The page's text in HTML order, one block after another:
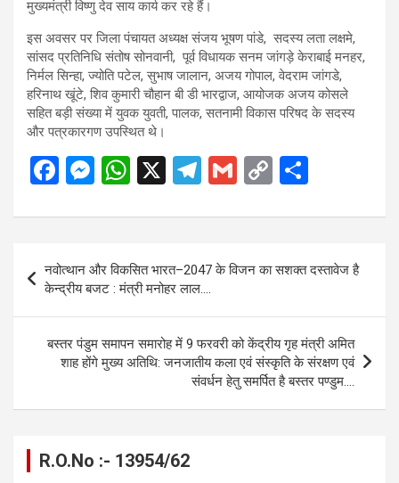
मुख्यमंत्री विष्णु देव साय कार्य कर रहे हैं।
इस अवसर पर जिला पंचायत अध्यक्ष संजय भूषण पांडे, सदस्य लता लक्षमे,
सांसद प्रतिनिधि संतोष सोनवानी, पूर्व विधायक सनम जांगड़े केराबाई मनहर,
निर्मल सिन्हा, ज्योति पटेल, सुभाष जालान, अजय गोपाल, वेदराम जांगडे,
हरिनाथ खूंटे, शिव कुमारी चौहान बी डी भारद्वाज, आयोजक अजय कोसले
सहित बड़ी संख्या में युवक युवती, पालक, सतनामी विकास परिषद के सदस्य
और पत्रकारगण उपस्थित थे।
F
ce
b
o
o
k
M
se
n
g
er
W
at
s
A
p
p
X
T
e
gr
a
m
G
ail
C
py
n
k
ar
Post
navigation
नवोत्थान और विकसित भारत–2047 के विजन का सशक्त दस्तावेज है
केन्द्रीय बजट : मंत्री मनोहर लाल….
बस्तर पंडुम समापन समारोह में 9 फरवरी को केंद्रीय गृह मंत्री अमित
शाह होंगे मुख्य अतिथि: जनजातीय कला एवं संस्कृति के संरक्षण एवं
संवर्धन हेतु समर्पित है बस्तर पण्डुम….
R.O.No :- 13954/62